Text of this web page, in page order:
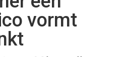
vormt